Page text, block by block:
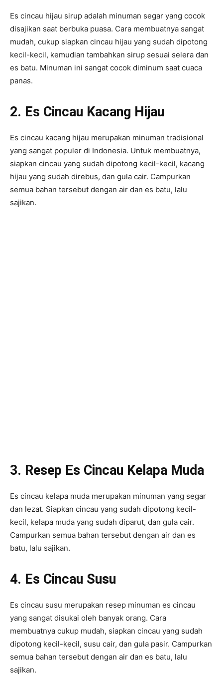
Es cincau hijau sirup adalah minuman segar yang cocok
disajikan saat berbuka puasa. Cara membuatnya sangat
mudah, cukup siapkan cincau hijau yang sudah dipotong
kecil-kecil, kemudian tambahkan sirup sesuai selera dan
es batu. Minuman ini sangat cocok diminum saat cuaca
panas.
2. Es Cincau Kacang Hijau
Es cincau kacang hijau merupakan minuman tradisional
yang sangat populer di Indonesia. Untuk membuatnya,
siapkan cincau yang sudah dipotong kecil-kecil, kacang
hijau yang sudah direbus, dan gula cair. Campurkan
semua bahan tersebut dengan air dan es batu, lalu
sajikan.
3. Resep Es Cincau Kelapa Muda
Es cincau kelapa muda merupakan minuman yang segar
dan lezat. Siapkan cincau yang sudah dipotong kecil-
kecil, kelapa muda yang sudah diparut, dan gula cair.
Campurkan semua bahan tersebut dengan air dan es
batu, lalu sajikan.
4. Es Cincau Susu
Es cincau susu merupakan resep minuman es cincau
yang sangat disukai oleh banyak orang. Cara
membuatnya cukup mudah, siapkan cincau yang sudah
dipotong kecil-kecil, susu cair, dan gula pasir. Campurkan
semua bahan tersebut dengan air dan es batu, lalu
sajikan.